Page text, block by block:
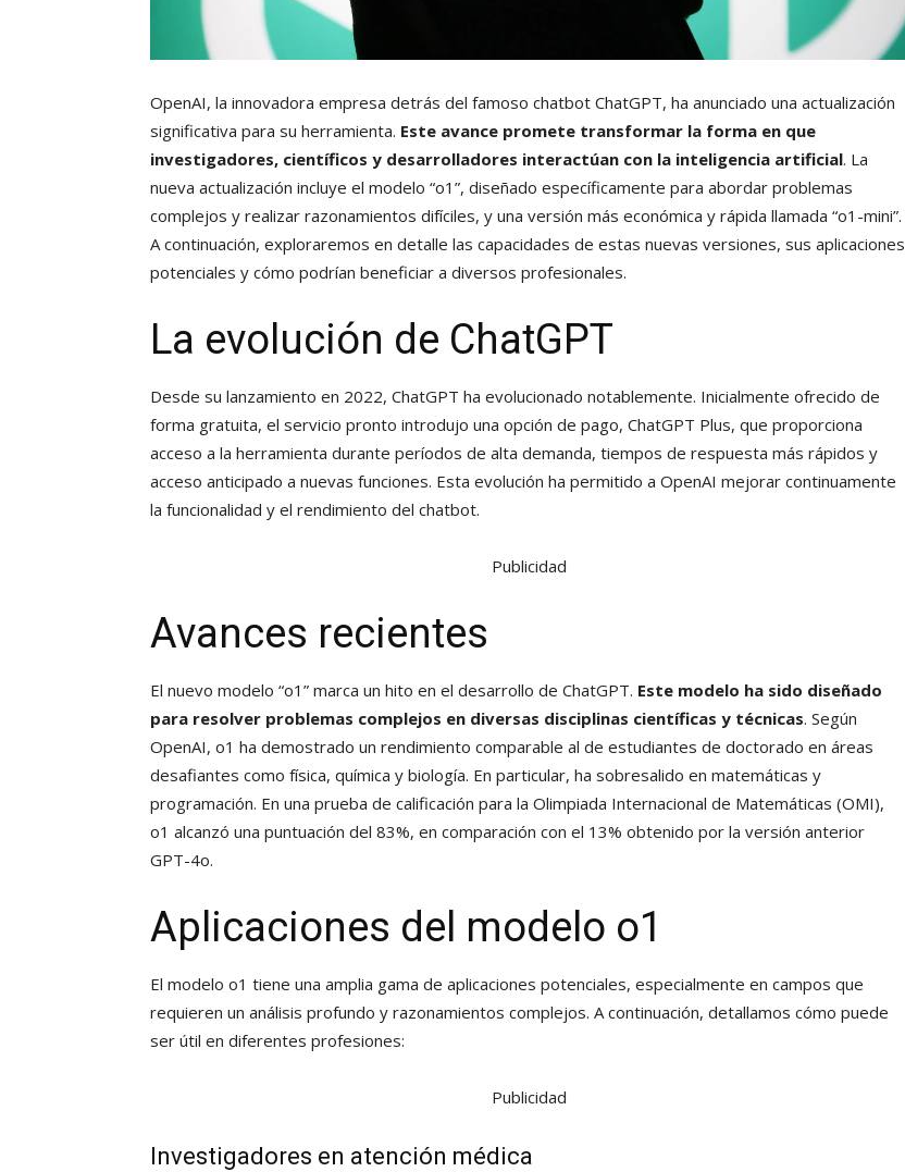
OpenAI, la innovadora empresa detrás del famoso chatbot ChatGPT, ha anunciado una actualización
significativa para su herramienta. Este avance promete transformar la forma en que
investigadores, científicos y desarrolladores interactúan con la inteligencia artificial. La
nueva actualización incluye el modelo “o1”, diseñado específicamente para abordar problemas
complejos y realizar razonamientos difíciles, y una versión más económica y rápida llamada “o1-mini”.
A continuación, exploraremos en detalle las capacidades de estas nuevas versiones, sus aplicaciones
potenciales y cómo podrían beneficiar a diversos profesionales.
La evolución de ChatGPT
Desde su lanzamiento en 2022, ChatGPT ha evolucionado notablemente. Inicialmente ofrecido de
forma gratuita, el servicio pronto introdujo una opción de pago, ChatGPT Plus, que proporciona
acceso a la herramienta durante períodos de alta demanda, tiempos de respuesta más rápidos y
acceso anticipado a nuevas funciones. Esta evolución ha permitido a OpenAI mejorar continuamente
la funcionalidad y el rendimiento del chatbot.
Publicidad
Avances recientes
El nuevo modelo “o1” marca un hito en el desarrollo de ChatGPT. Este modelo ha sido diseñado
para resolver problemas complejos en diversas disciplinas científicas y técnicas. Según
OpenAI, o1 ha demostrado un rendimiento comparable al de estudiantes de doctorado en áreas
desafiantes como física, química y biología. En particular, ha sobresalido en matemáticas y
programación. En una prueba de calificación para la Olimpiada Internacional de Matemáticas (OMI),
o1 alcanzó una puntuación del 83%, en comparación con el 13% obtenido por la versión anterior
GPT-4o.
Aplicaciones del modelo o1
El modelo o1 tiene una amplia gama de aplicaciones potenciales, especialmente en campos que
requieren un análisis profundo y razonamientos complejos. A continuación, detallamos cómo puede
ser útil en diferentes profesiones:
Publicidad
Investigadores en atención médica